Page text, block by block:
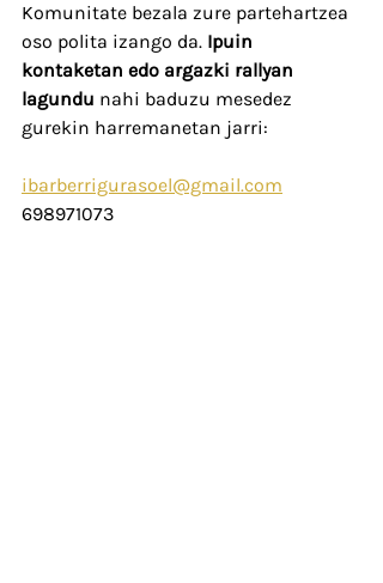
Komunitate bezala zure partehartzea
oso polita izango da. Ipuin
kontaketan edo argazki rallyan
lagundu nahi baduzu mesedez
gurekin harremanetan jarri:
ibarberrigurasoel@gmail.com
698971073